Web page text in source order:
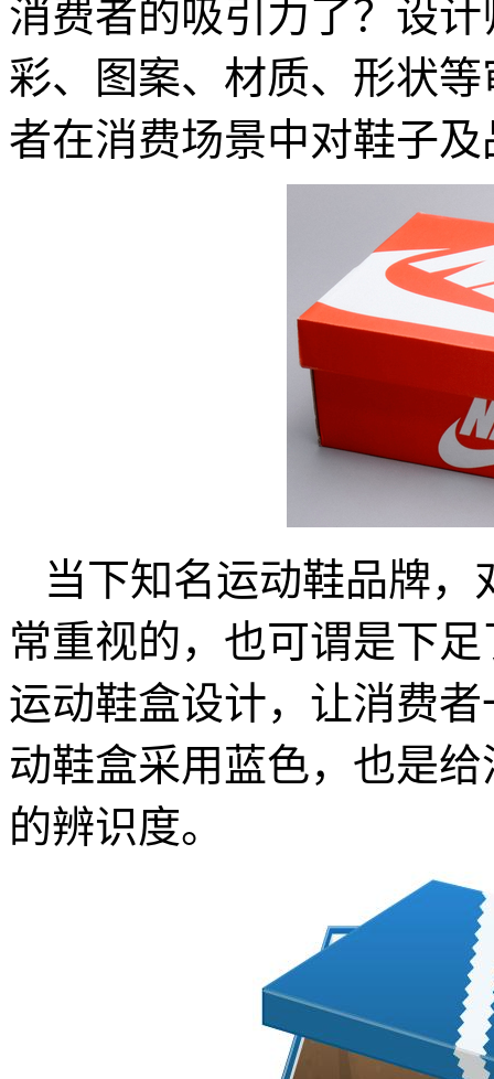
消费者的吸引力了？设
彩、图案、材质、形状
者在消费场景中对鞋子
当下知名运动鞋品牌
常重视的，也可谓是下
运动鞋盒设计，让消费
动鞋盒采用蓝色，也是
的辨识度。